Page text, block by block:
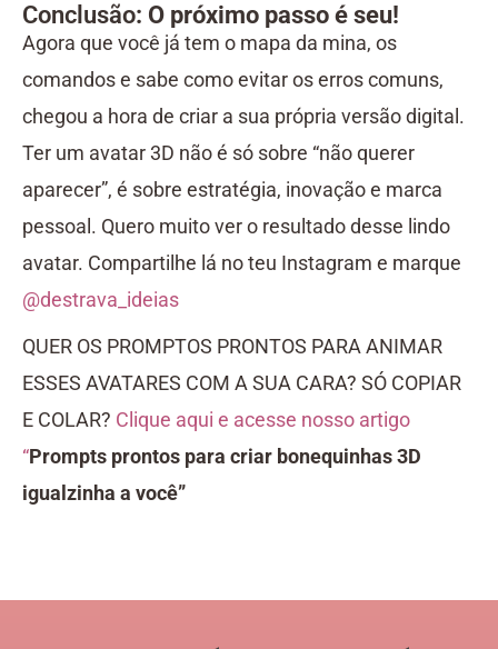
Conclusão: O próximo passo é seu!
Agora que você já tem o mapa da mina, os
comandos e sabe como evitar os erros comuns,
chegou a hora de criar a sua própria versão digital.
Ter um avatar 3D não é só sobre “não querer
aparecer”, é sobre estratégia, inovação e marca
pessoal. Quero muito ver o resultado desse lindo
avatar. Compartilhe lá no teu Instagram e marque
@destrava_ideias
QUER OS PROMPTOS PRONTOS PARA ANIMAR
ESSES AVATARES COM A SUA CARA? SÓ COPIAR
E COLAR? Clique aqui e acesse nosso artigo
“Prompts prontos para criar bonequinhas 3D
igualzinha a você”